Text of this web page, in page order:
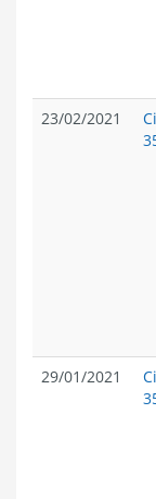
23/02/2021
29/01/2021